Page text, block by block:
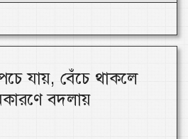
যায়, বেঁচে থাকলে
বদলায়